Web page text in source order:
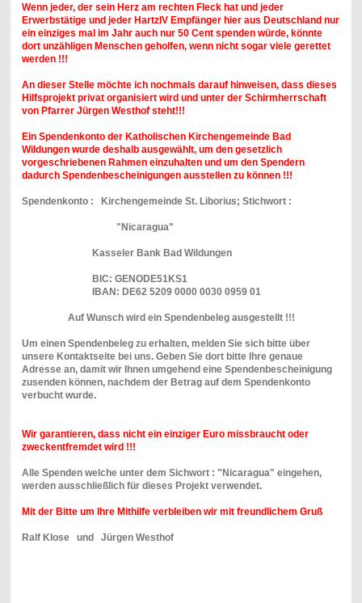
Wenn jeder, der sein Herz am rechten Fleck hat und jeder
Erwerbstätige und jeder HartzIV Empfänger hier aus Deutschland nur
ein einziges mal im Jahr auch nur 50 Cent spenden würde, könnte
dort unzähligen Menschen geholfen, wenn nicht sogar viele gerettet
werden !!!
An dieser Stelle möchte ich nochmals darauf hinweisen, dass dieses
Hilfsprojekt privat organisiertwird und unter der Schirmherrschaft
von Pfarrer Jürgen Westhof steht!!!
Ein Spendenkonto der Katholischen Kirchengemeinde Bad
Wildungen wurde deshalb ausgewählt, um den gesetzlich
vorgeschriebenen Rahmen einzuhalten und um den Spendern
dadurch Spendenbescheinigungen ausstellen zu können !!!
Spendenkonto : Kirchengemeinde St. Liborius; Stichwort :
"Nicaragua"
Kasseler Bank Bad Wildungen
BIC: GENODE51KS1
IBAN: DE62 5209 0000 0030 0959 01
Auf Wunsch wird ein Spendenbeleg ausgestellt !!!
Um einen Spendenbeleg zu erhalten, melden Sie sich bitte über
unsere Kontaktseite bei uns. Geben Sie dort bitte Ihre genaue
Adresse an, damit wir Ihnen umgehend eine Spendenbescheinigung
zusenden können, nachdem der Betrag auf dem Spendenkonto
verbucht wurde.
Wir garantieren, dass nicht ein einziger Euro missbraucht oder
zweckentfremdet wird !!!
Alle Spenden welche unter dem Sichwort : "Nicaragua" eingehen,
werden ausschließlich für dieses Projekt verwendet.
Mit der Bitte um Ihre Mithilfe verbleiben wir mit freundlichem Gruß
Ralf Klose und Jürgen Westhof